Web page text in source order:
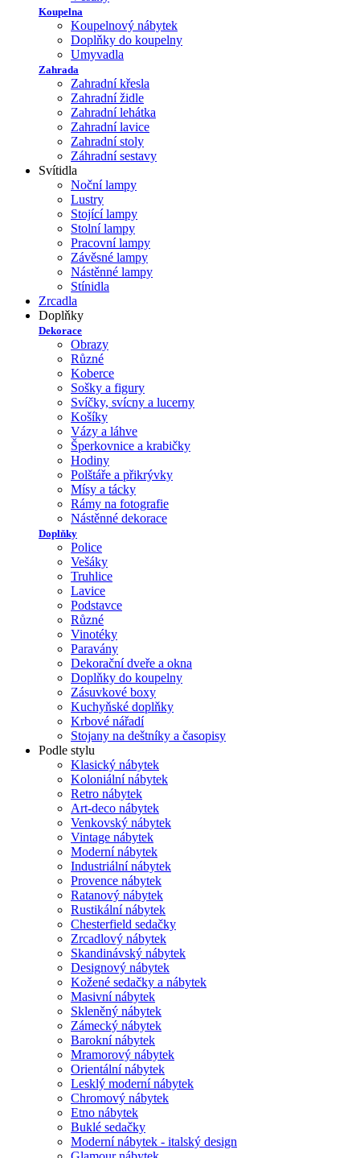
Koupelna
Koupelnový nábytek
Doplňky do koupelny
Umyvadla
Zahrada
Zahradní křesla
Zahradní židle
Zahradní lehátka
Zahradní lavice
Zahradní stoly
Záhradní sestavy
Svítidla
Noční lampy
Lustry
Stojící lampy
Stolní lampy
Pracovní lampy
Závěsné lampy
Nástěnné lampy
Stínidla
Zrcadla
Doplňky
Dekorace
Obrazy
Různé
Koberce
Sošky a figury
Svíčky, svícny a lucerny
Košíky
Vázy a láhve
Šperkovnice a krabičky
Hodiny
Polštáře a přikrývky
Mísy a tácky
Rámy na fotografie
Nástěnné dekorace
Doplňky
Police
Vešáky
Truhlice
Lavice
Podstavce
Různé
Vinotéky
Paravány
Dekorační dveře a okna
Doplňky do koupelny
Zásuvkové boxy
Kuchyňské doplňky
Krbové nářadí
Stojany na deštníky a časopisy
Podle stylu
Klasický nábytek
Koloniální nábytek
Retro nábytek
Art-deco nábytek
Venkovský nábytek
Vintage nábytek
Moderní nábytek
Industriální nábytek
Provence nábytek
Ratanový nábytek
Rustikální nábytek
Chesterfield sedačky
Zrcadlový nábytek
Skandinávský nábytek
Designový nábytek
Kožené sedačky a nábytek
Masivní nábytek
Skleněný nábytek
Zámecký nábytek
Barokní nábytek
Mramorový nábytek
Orientální nábytek
Lesklý moderní nábytek
Chromový nábytek
Etno nábytek
Buklé sedačky
Moderní nábytek - italský design